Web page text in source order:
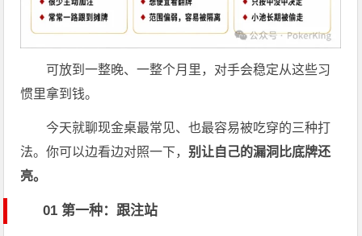
可放到一整晚、一整个月里，对手会稳定从这些习
惯里拿到钱。
今天就聊现金桌最常见、也最容易被吃穿的三种打
法。你可以边看边对照一下， 别让自己的漏洞比底牌还
亮。
01 第一种：跟注站